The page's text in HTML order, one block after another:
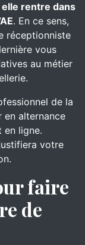
rentre dans
. En ce sens,
réceptionniste
vous
au métier
de la
en alternance
en ligne.
votre
faire
de